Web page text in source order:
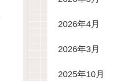
2026年4月
2026年3月
2025年10月